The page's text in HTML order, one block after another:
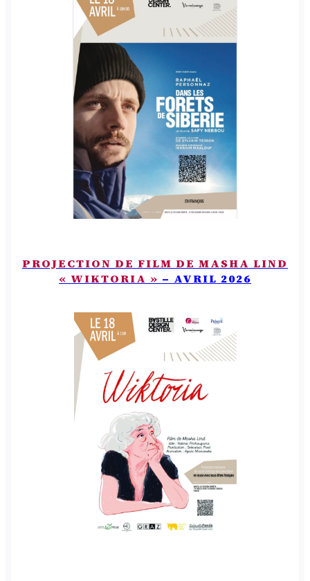
PROJECTION DE FILM DE MASHA LIND
« WIKTORIA » – AVRIL 2026